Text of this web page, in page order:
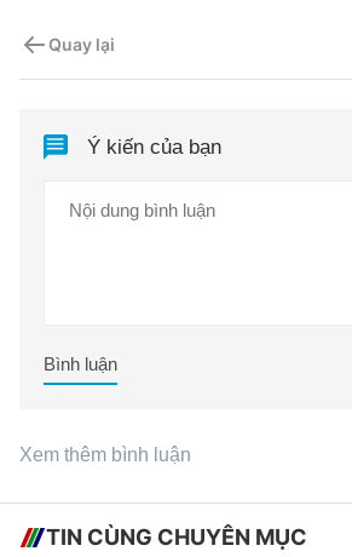
Quay lại
Ý kiến của bạn
Bình luận
Xem thêm bình luận
TIN CÙNG CHUYÊN MỤC